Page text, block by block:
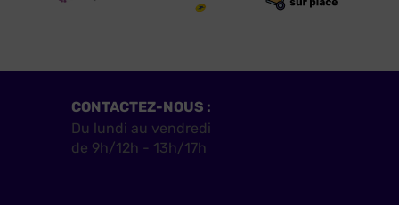
CONTACTEZ-NOUS :
Du lundi au vendredi
de 9h/12h - 13h/17h